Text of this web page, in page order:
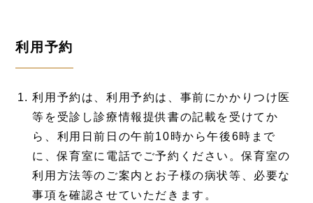
利用予約
利用予約は、利用予約は、事前にかかりつけ医
等を受診し診療情報提供書の記載を受けてか
ら、利用日前日の午前10時から午後6時まで
に、保育室に電話でご予約ください。保育室の
利用方法等のご案内とお子様の病状等、必要な
事項を確認させていただきます。